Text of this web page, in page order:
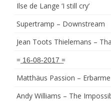
Ilse de Lange ‘I still cry’
Supertramp – Downstream
Jean Toots Thielemans –
= ͟1͟6͟-͟0͟8͟-͟2͟0͟1͟7͟ =
Matthäus Passion –
Andy Williams – The